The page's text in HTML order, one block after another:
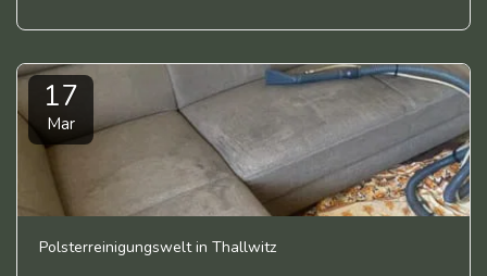
17
Mar
Polsterreinigungswelt in Thallwitz